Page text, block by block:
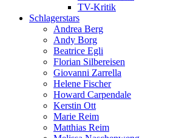
TV-Kritik
Schlagerstars
Andrea Berg
Andy Borg
Beatrice Egli
Florian Silbereisen
Giovanni Zarrella
Helene Fischer
Howard Carpendale
Kerstin Ott
Marie Reim
Matthias Reim